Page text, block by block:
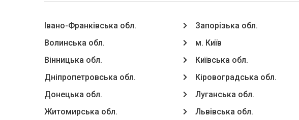
Івано-Франківська обл.
Волинська обл.
Вінницька обл.
Дніпропетровська обл.
Донецька обл.
Житомирська обл.
Запорізька обл.
м. Київ
Київська обл.
Кіровоградська обл.
Луганська обл.
Львівська обл.